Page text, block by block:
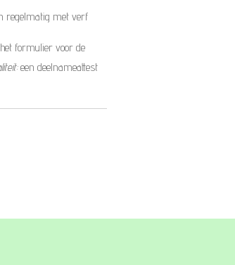
regelmatig met verf
formulier voor de
een deelnameattest